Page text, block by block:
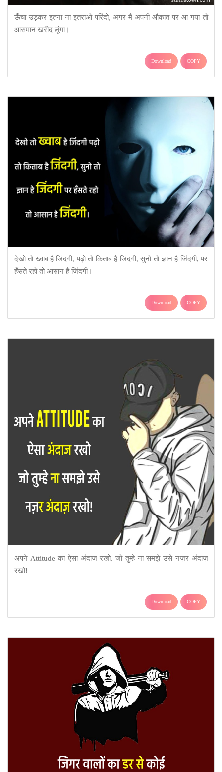
ऊँचा उड़कर इतना ना इतराओ परिंदो, अगर मैं अपनी औकात पर आ गया तो
आसमान खरीद लूंगा।
Download COPY
देखो तो ख्वाब है जिंदगी, पढ़ो तो किताब है जिंदगी, सुनो तो ज्ञान है जिंदगी, पर
हँसते रहो तो आसान है जिंदगी।
Download COPY
अपने Attitude का ऐसा अंदाज रखो, जो तुम्हे ना समझे उसे नज़र अंदाज़
रखो!
Download COPY